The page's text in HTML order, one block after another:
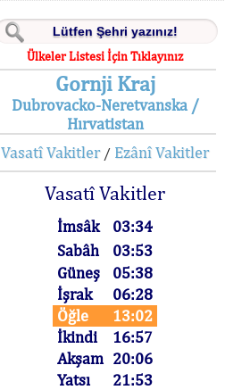
Ülkeler Listesi İçin Tıklayınız
Gornji Kraj
Dubrovacko-Neretvanska /
Hırvatistan
Vasatî Vakitler/ Ezânî Vakitler
Vasatî Vakitler
İmsâk
03:34
Sabâh
03:53
Güneş
05:38
İşrak
06:28
Öğle
13:02
İkindi
16:57
Akşam 20:06
Yatsı
21:53